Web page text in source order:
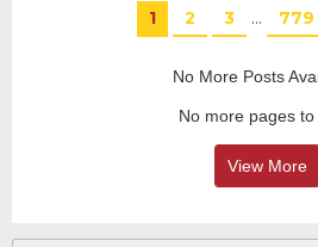
1 2 3 … 779
No More Posts
No more pages to
View More